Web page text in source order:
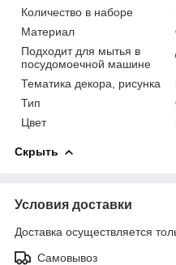
Количество в наборе
Материал
Подходит для мытья в
посудомоечной машине
Тематика декора, рисунка
Тип
Цвет
Скрыть
Условия доставки
Доставка осуществляется
Самовывоз